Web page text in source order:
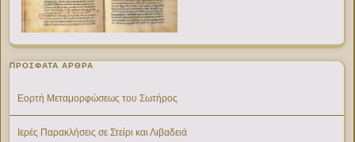
ΠΡΌΣΦΑΤΑ ΆΡΘΡΑ
Εορτή Μεταμορφώσεως του Σωτήρος
Ιερές Παρακλήσεις σε Στείρι και Λιβαδειά